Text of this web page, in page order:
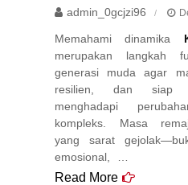
admin_0gcjzi96
Memahami dinamika
merupakan langkah
generasi muda agar
resilien, dan siap
menghadapi
kompleks. Masa
yang sarat
emosional, …
Read More